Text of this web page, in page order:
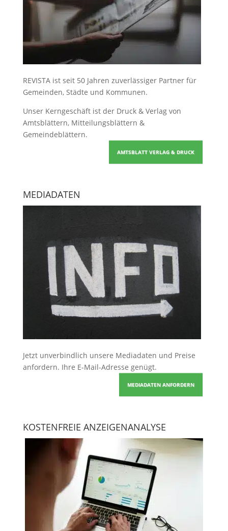
REVISTA ist seit 50 Jahren zuverlässiger Partner für
Gemeinden, Städte und Kommunen.
Unser Kerngeschäft ist der Druck & Verlag von
Amtsblättern, Mitteilungsblättern &
Gemeindeblättern.
AMTSBLATT VERLAG & DRUCK
MEDIADATEN
Jetzt unverbindlich unsere Mediadaten und Preise
anfordern. Ihre E-Mail-Adresse genügt.
MEDIADATEN ANFORDERN
KOSTENFREIE ANZEIGENANALYSE